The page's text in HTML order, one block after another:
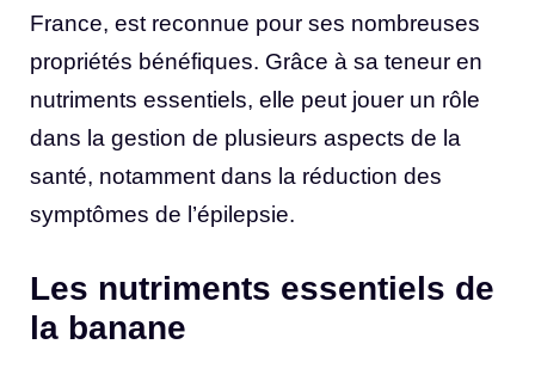
France, est reconnue pour ses nombreuses
propriétés bénéfiques. Grâce à sa teneur en
nutriments essentiels, elle peut jouer un rôle
dans la gestion de plusieurs aspects de la
santé, notamment dans la réduction des
symptômes de l’épilepsie.
Les nutriments essentiels de
la banane